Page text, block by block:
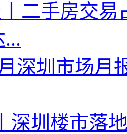
二手房交
...
深圳市场月
深圳楼市落